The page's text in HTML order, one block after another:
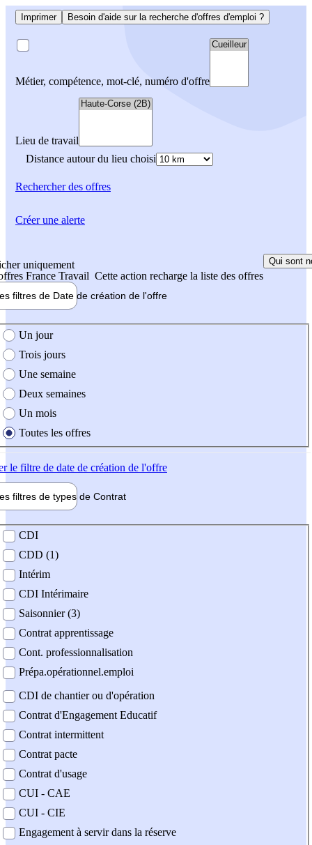
Imprimer Besoin d'aide sur la recherche d'offres d'emploi ?
Métier, compétence, mot-clé, numéro d'offre
Lieu de travail
Distance autour du lieu choisi
Rechercherdes offres
uniquement
France Travail Cette action recharge la liste des offres
Qui sont
filtres de Date de création de l'offre
création de l'offre
Un jour
Trois jours
Une semaine
Deux semaines
Un mois
Toutes les offres
le filtre de date de création de l'offre
filtres de types de Contrat
contrat
CDI
CDD (1)
Intérim
CDI Intérimaire
Saisonnier (3)
Contrat apprentissage
Cont. professionnalisation
Prépa.opérationnel.emploi
CDI de chantier ou d'opération
Contrat d'Engagement Educatif
Contrat intermittent
Contrat pacte
Contrat d'usage
CUI - CAE
CUI - CIE
Engagement à servir dans la réserve
Créer une alerte